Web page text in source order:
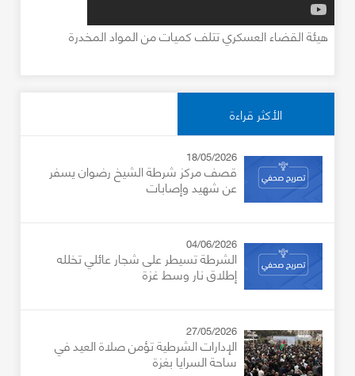
هيئة القضاء العسكري تتلف كميات من المواد المخدرة
الأكثر قراءة
18/05/2026
قصف مركز شرطة الشيخ رضوان يسفر
عن شهيد وإصابات
04/06/2026
الشرطة تسيطر على شجار عائلي تخلله
إطلاق نار وسط غزة
27/05/2026
الإدارات الشرطية تؤمن صلاة العيد في
ساحة السرايا بغزة